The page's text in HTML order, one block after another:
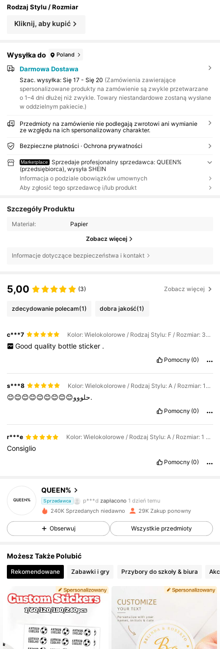
Rodzaj Stylu / Rozmiar
Kliknij, aby kupić
Wysyłka do Poland
Darmowa Dostawa
Szac. wysyłka: Się 17 - Się 20 (Zamówienia zawierające
spersonalizowane produkty na zamówienie są zwykle przetwarzane
o 1–4 dni dłużej niż zwykle. Towary niestandardowe zostaną wysłane
w oddzielnym pakiecie.)
Przedmioty na zamówienie nie podlegają zwrotowi ani wymianie
ze względu na ich spersonalizowany charakter.
Bezpieczne płatności · Ochrona prywatności
Marketplace
Sprzedaje profesjonalny sprzedawca: QUEEN%
(przedsiębiorca), wysyła SHEIN
Informacja o podziale obowiązków umownych
Aby zgłosić tego sprzedawcę i/lub produkt
Szczegóły Produktu
Materiał: Papier
Zobacz więcej
Informacje dotyczące bezpieczeństwa i kontakt
5,00 (3) Zobacz więcej
zdecydowanie polecam(1) dobra jakość(1)
c***7 Kolor: Wielokolorowe / Rodzaj Stylu: F / Rozmiar: 30 SZTUK
Good quality bottle sticker .
Pomocny (0)
s***8 Kolor: Wielokolorowe / Rodzaj Stylu: A / Rozmiar: 15 szt.
😊😊😊😊😊😊😊😊😊حلووو.
Pomocny (0)
r***e Kolor: Wielokolorowe / Rodzaj Stylu: A / Rozmiar: 1 szt.
Consiglio
Pomocny (0)
QUEEN%
Sprzedawca
p***d zapłacono 1 dzień temu
4.9K Obserwujący
4,70
4,70 4.9K Obserwujący
4.9K Obserwujący
240K Sprzedanych niedawno 29K Zakup ponowny
Obserwuj Wszystkie przedmioty
Możesz Także Polubić
Rekomendowane Zabawki i gry Przybory do szkoły & biura